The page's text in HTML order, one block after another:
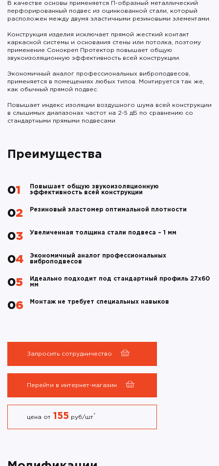
В качестве основы применяется П-образный металлический
перфорированный подвес из оцинкованной стали, который
расположен между двумя эластичными резиновыми элементами.
Конструкция изделия исключает прямой жесткий контакт
каркасной системы и основания стены или потолка, поэтому
применение Сонокреп Протектор повышает общую
звукоизоляционную эффективность всей конструкции.
Экономичный аналог профессиональных виброподвесов,
применяется в помещениях любых типов. Монтируется так же,
как обычный прямой подвес.
Повышает индекс изоляции воздушного шума всей конструкции
в слышимых диапазонах частот на 2-5 дБ по сравнению со
стандартными прямыми подвесами
Преимущества
01
Повышает общую звукоизоляционную
эффективность всей конструкции
02 Резиновый эластомер оптимальной плотности
03 Увеличенная толщина стали подвеса – 1 мм
04
Экономичный аналог профессиональных
виброподвесов
05
Идеально подходит под стандартный профиль 27х60
мм
06 Монтаж не требует специальных навыков
Запросить сотрудничество
Перейти в интернет-магазин
цена от 155 руб/шт*